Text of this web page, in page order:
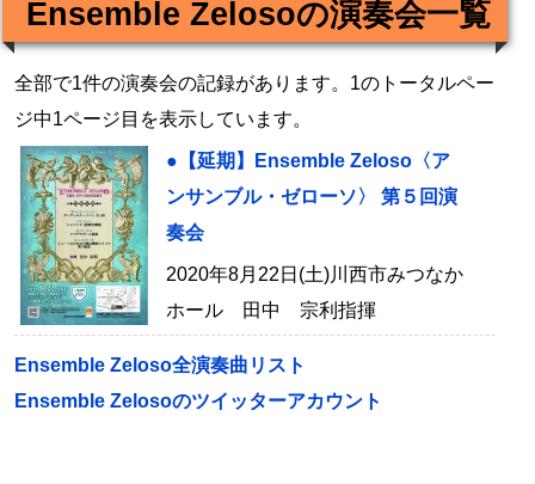
Ensemble Zelosoの演奏会一覧
全部で1件の演奏会の記録があります。1のトータルペー
ジ中1ページ目を表示しています。
●【延期】Ensemble Zeloso〈ア
ンサンブル・ゼローソ〉 第５回演
奏会
2020年8月22日(土)川西市みつなか
ホール 田中 宗利指揮
Ensemble Zeloso全演奏曲リスト
Ensemble Zelosoのツイッターアカウント